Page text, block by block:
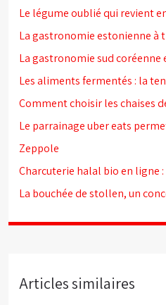
Le légume oublié qui revient
La gastronomie estonienne à
La gastronomie sud
Les aliments fermentés : la
Comment choisir les chaises
Le parrainage uber eats
Zeppole
Charcuterie halal bio en ligne
La bouchée de stollen, un
Articles similaires